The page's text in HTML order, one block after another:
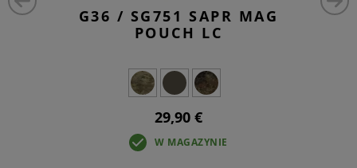
G36 / SG751 SAPR MAG
POUCH LC
29,90 €
W MAGAZYNIE